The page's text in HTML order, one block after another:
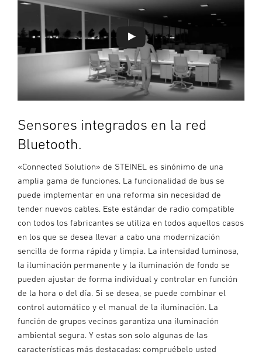
Sensores integrados en la red
Bluetooth.
«Connected Solution» de STEINEL es sinónimo de una
amplia gama de funciones. La funcionalidad de bus se
puede implementar en una reforma sin necesidad de
tender nuevos cables. Este estándar de radio compatible
con todos los fabricantes se utiliza en todos aquellos casos
en los que se desea llevar a cabo una modernización
sencilla de forma rápida y limpia. La intensidad luminosa,
la iluminación permanente y la iluminación de fondo se
pueden ajustar de forma individual y controlar en función
de la hora o del día. Si se desea, se puede combinar el
control automático y el manual de la iluminación. La
función de grupos vecinos garantiza una iluminación
ambiental segura. Y estas son solo algunas de las
características más destacadas: compruébelo usted